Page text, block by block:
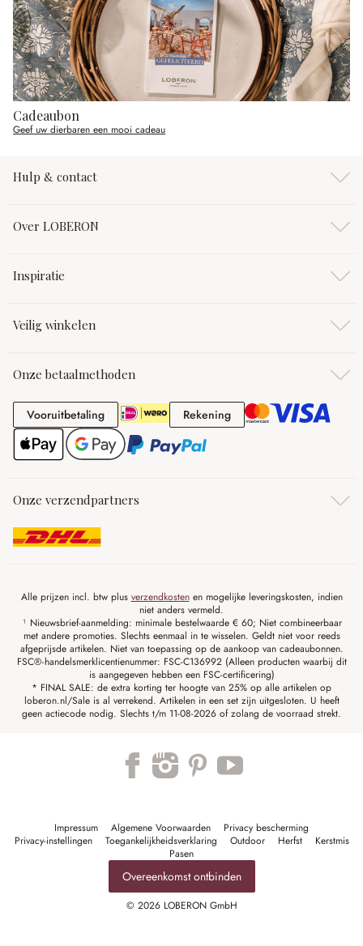
Cadeaubon
Geef uw dierbaren een mooi cadeau
Hulp & contact
Over LOBERON
Inspiratie
Veilig winkelen
Onze betaalmethoden
VooruitbetalingVooruitbetaling RekeningRekening
Onze verzendpartners
Alle prijzen incl. btw plus verzendkostenen mogelijke leveringskosten, indien
niet anders vermeld.
¹ Nieuwsbrief-aanmelding: minimale bestelwaarde € 60; Niet combineerbaar
met andere promoties. Slechts eenmaal in te wisselen. Geldt niet voor reeds
afgeprijsde artikelen. Niet van toepassing op de aankoop van cadeaubonnen.
FSC®-handelsmerklicentienummer: FSC-C136992 (Alleen producten waarbij dit
is aangegeven hebben een FSC-certificering)
* FINAL SALE: de extra korting ter hoogte van 25% op alle artikelen op
loberon.nl/Sale is al verrekend. Artikelen in een set zijn uitgesloten. U heeft
geen actiecode nodig. Slechts t/m 11-08-2026 of zolang de voorraad strekt.
Impressum Algemene Voorwaarden
Privacy bescherming
Privacy-instellingen
Toegankelijkheidsverklaring Outdoor Herfst
Kerstmis
Pasen
Overeenkomst ontbinden
© 2026 LOBERON GmbH